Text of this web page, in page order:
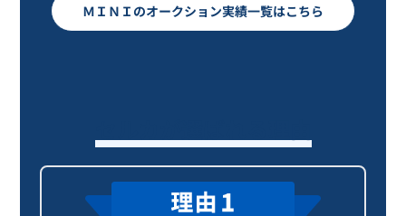
ＭＩＮＩのオークション実績一覧はこちら